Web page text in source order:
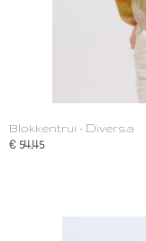
Blokkentrui - Diversa
€ 54,45